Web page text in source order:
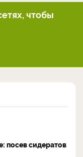
чтобы
посев сидератов